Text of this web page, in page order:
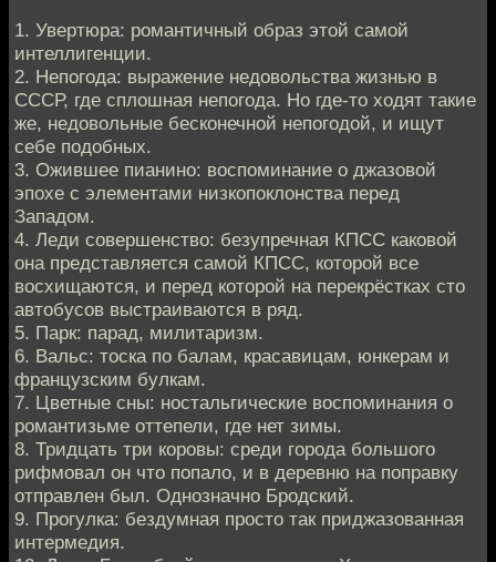
1. Увертюра: романтичный образ этой самой
интеллигенции.
2. Непогода: выражение недовольства жизнью в
СССР, где сплошная непогода. Но где-то ходят такие
же, недовольные бесконечной непогодой, и ищут
себе подобных.
3. Ожившее пианино: воспоминание о джазовой
эпохе с элементами низкопоклонства перед
Западом.
4. Леди совершенство: безупречная КПСС каковой
она представляется самой КПСС, которой все
восхищаются, и перед которой на перекрёстках сто
автобусов выстраиваются в ряд.
5. Парк: парад, милитаризм.
6. Вальс: тоска по балам, красавицам, юнкерам и
французским булкам.
7. Цветные сны: ностальгические воспоминания о
романтизьме оттепели, где нет зимы.
8. Тридцать три коровы: среди города большого
рифмовал он что попало, и в деревню на поправку
отправлен был. Однозначно Бродский.
9. Прогулка: бездумная просто так приджазованная
интермедия.